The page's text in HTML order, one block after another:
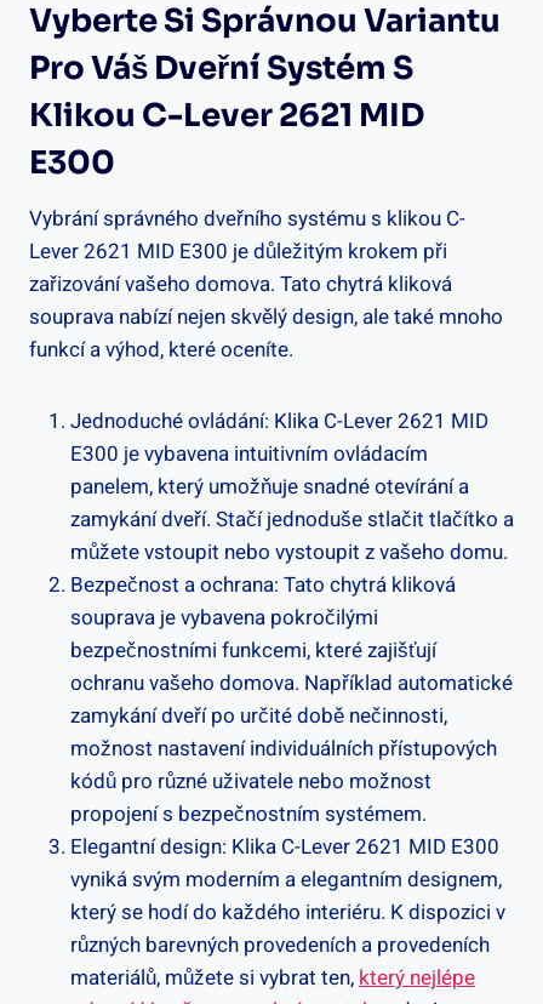
Vyberte Si Správnou Variantu
Pro Váš Dveřní Systém S⁤
Klikou C-Lever 2621 MID
E300
Vybrání⁣ správného dveřního systému s klikou C-
Lever 2621 MID ‌E300 je důležitým krokem při
zařizování vašeho domova. Tato chytrá kliková​
souprava nabízí nejen skvělý design, ⁣ale také mnoho
funkcí a výhod, které oceníte.
Jednoduché ⁢ovládání: Klika C-Lever 2621 MID
E300 je ‌vybavena intuitivním ‌ovládacím
panelem, který umožňuje ‍snadné otevírání a
zamykání dveří. Stačí jednoduše stlačit tlačítko a
můžete vstoupit nebo vystoupit z vašeho domu.
Bezpečnost a ochrana: Tato chytrá kliková
souprava‌ je vybavena pokročilými
bezpečnostními funkcemi, které zajišťují
ochranu vašeho domova. Například ⁢automatické
zamykání dveří po určité době nečinnosti,
možnost nastavení individuálních‍ přístupových
kódů pro různé uživatele nebo možnost
propojení ‍s ​bezpečnostním systémem.
Elegantní design: Klika C-Lever 2621 MID E300⁣
vyniká svým moderním a elegantním⁢ designem,
který se hodí do každého interiéru. K dispozici v
různých barevných provedeních a provedeních
materiálů, můžete si vybrat ten,který nejlépe